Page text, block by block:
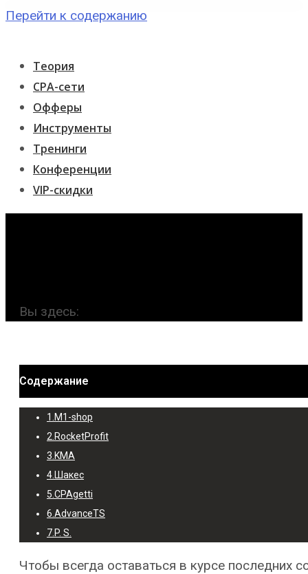
Перейти к содержанию
Теория
CPA-сети
Офферы
Инструменты
Тренинги
Конференции
VIP-скидки
Вы здесь:
Содержание
1. M1-shop
2. RocketProfit
3. KMA
4. Шакес
5. CPAgetti
6. AdvanceTS
7. P. S.
Чтобы всегда оставаться в курсе последних